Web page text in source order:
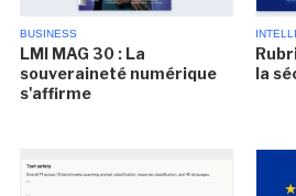
BUSINESS
LMI MAG 30 : La
souveraineté numérique
s'affirme
la